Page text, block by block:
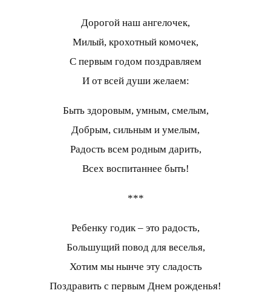
Дорогой наш ангелочек,
Милый, крохотный комочек,
С первым годом поздравляем
И от всей души желаем:
Быть здоровым, умным, смелым,
Добрым, сильным и умелым,
Радость всем родным дарить,
Всех воспитаннее быть!
***
Ребенку годик – это радость,
Большущий повод для веселья,
Хотим мы нынче эту сладость
Поздравить с первым Днем рожденья!